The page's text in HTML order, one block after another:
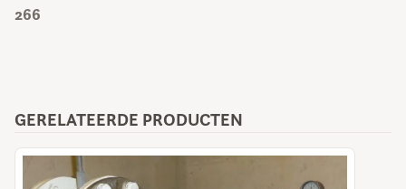
266
GERELATEERDE PRODUCTEN